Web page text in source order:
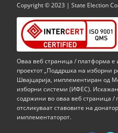
Copyright © 2023 | State Election
Оваа веб страница / платформа е
проектот „Поддршка на изборни
Швајцарија, имплементиран од
изборни системи (ИФЕС).
содржини во оваа веб страница /
отсликуваат ставовите на
имплементаторот.